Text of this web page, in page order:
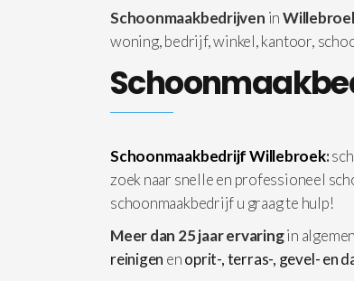
Schoonmaakbedrijven in
woning, bedrijf, winkel, kantoor,
Schoonmaakbedrijf Willebroek:
zoek naar snelle en professioneel
schoonmaakbedrijf u graag te hulp!
Meer dan 25 jaar ervaringin
reinigen enoprit-, terras-, gevel- en